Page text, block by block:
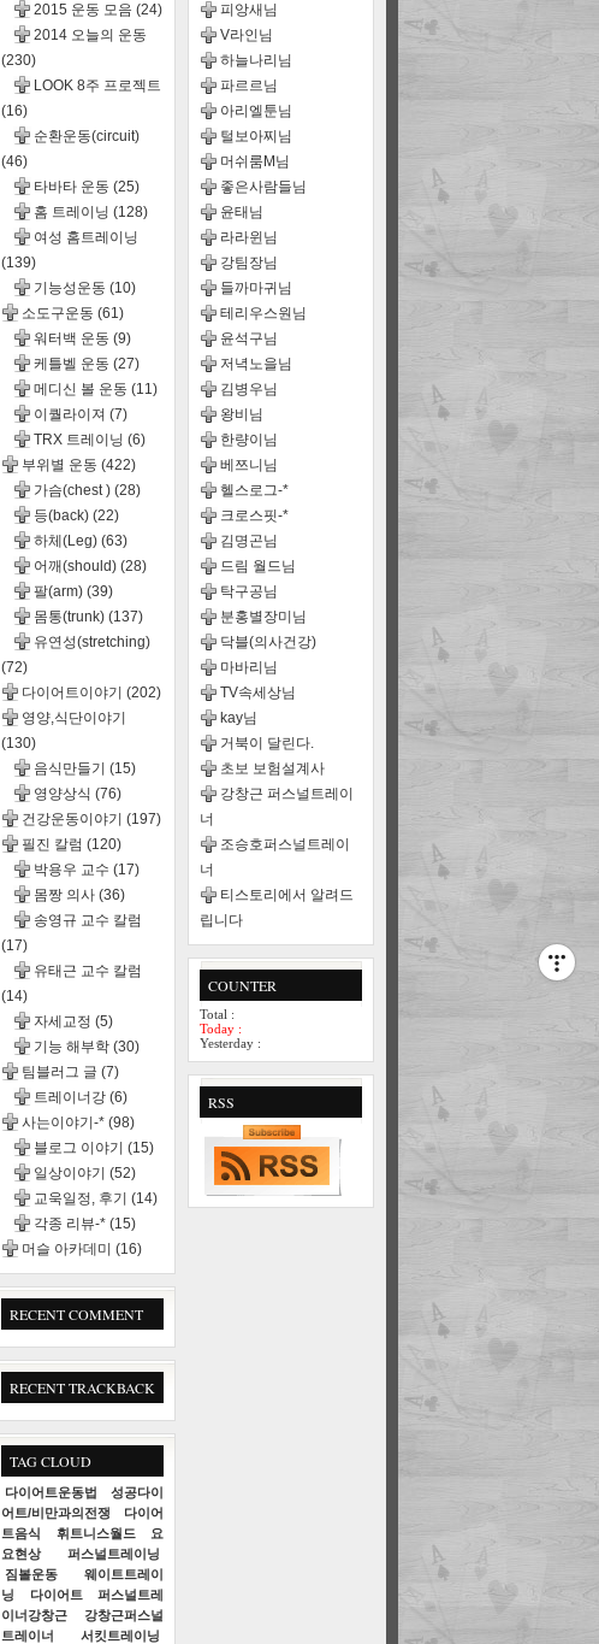
피앙새님
V라인님
하늘나리님
파르르님
아리엘툰님
털보아찌님
머쉬룸M님
좋은사람들님
윤태님
라라윈님
강팀장님
들까마귀님
테리우스원님
윤석구님
저녁노을님
김병우님
왕비님
한량이님
베쯔니님
헬스로그-*
크로스핏-*
김명곤님
드림 월드님
탁구공님
분홍별장미님
닥블(의사건강)
마바리님
TV속세상님
kay님
거북이 달린다.
초보 보험설계사
강창근 퍼스널트레이
너
조승호퍼스널트레이
너
티스토리에서 알려드
립니다
COUNTER
Total :
Today :
Yesterday :
RSS
2015 운동 모음 (24)
2014 오늘의 운동
(230)
LOOK 8주 프로젝트
(16)
순환운동(circuit)
(46)
타바타 운동 (25)
홈 트레이닝 (128)
여성 홈트레이닝
(139)
기능성운동 (10)
소도구운동 (61)
워터백 운동 (9)
케틀벨 운동 (27)
메디신 볼 운동 (11)
이퀄라이져 (7)
TRX 트레이닝 (6)
부위별 운동 (422)
가슴(chest ) (28)
등(back) (22)
하체(Leg) (63)
어깨(should) (28)
팔(arm) (39)
몸통(trunk) (137)
유연성(stretching)
(72)
다이어트이야기 (202)
영양,식단이야기
(130)
음식만들기 (15)
영양상식 (76)
건강운동이야기 (197)
필진 칼럼 (120)
박용우 교수 (17)
몸짱 의사 (36)
송영규 교수 칼럼
(17)
유태근 교수 칼럼
(14)
자세교정 (5)
기능 해부학 (30)
팀블러그 글 (7)
트레이너강 (6)
사는이야기-* (98)
블로그 이야기 (15)
일상이야기 (52)
교욱일정, 후기 (14)
각종 리뷰-* (15)
머슬 아카데미 (16)
RECENT COMMENT
RECENT TRACKBACK
TAG CLOUD
다이어트운동법
성공다이
어트/비만과의전쟁
다이어
트음식
휘트니스월드
요
요현상
퍼스널트레이닝
짐볼운동
웨이트트레이
닝
다이어트
퍼스널트레
이너강창근
강창근퍼스널
트레이너
서킷트레이닝